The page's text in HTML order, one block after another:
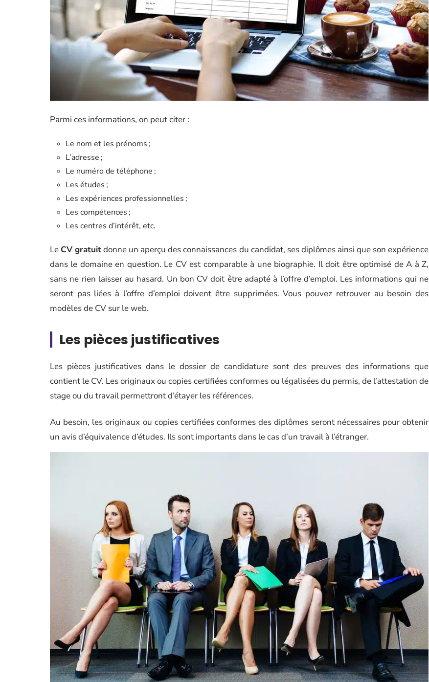
Parmi ces informations, on peut citer :
Le nom et les prénoms ;
L’adresse ;
Le numéro de téléphone ;
Les études ;
Les expériences professionnelles ;
Les compétences ;
Les centres d’intérêt, etc.
Le CV gratuitdonne un aperçu des connaissances du candidat, ses diplômes ainsi que son expérience
dans le domaine en question. Le CV est comparable à une biographie. Il doit être optimisé de A à Z,
sans ne rien laisser au hasard. Un bon CV doit être adapté à l’offre d’emploi. Les informations qui ne
seront pas liées à l’offre d’emploi doivent être supprimées. Vous pouvez retrouver au besoin des
modèles de CV sur le web.
Les pièces justificatives
Les pièces justificatives dans le dossier de candidature sont des preuves des informations que
contient le CV. Les originaux ou copies certifiées conformes ou légalisées du permis, de l’attestation de
stage ou du travail permettront d’étayer les références.
Au besoin, les originaux ou copies certifiées conformes des diplômes seront nécessaires pour obtenir
un avis d’équivalence d’études. Ils sont importants dans le cas d’un travail à l’étranger.